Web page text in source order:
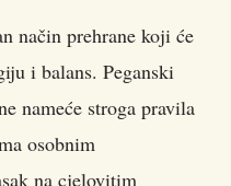
način prehrane koji će
i balans. Peganski
nameće stroga pravila
osobnim
na cjelovitim